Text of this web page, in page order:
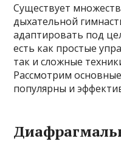
Существует
дыхательной
адаптировать под
есть как простые
так и сложные
Рассмотрим
популярны и